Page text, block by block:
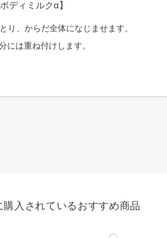
ディミルクα】
り、からだ全体になじませます。
には重ね付けします。
購入されているおすすめ商品